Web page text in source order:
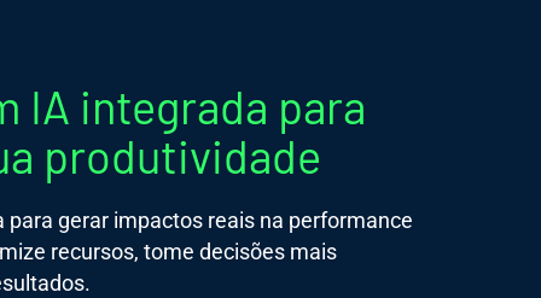
IA integrada para
produtividade
para gerar impactos reais na performance
recursos, tome decisões mais